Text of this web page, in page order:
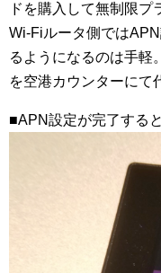
ドを購入して無制限
Wi-Fiルータ側では
るようになるのは手軽
を空港カウンターにて
■APN設定が完了する